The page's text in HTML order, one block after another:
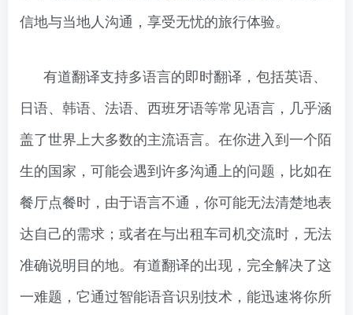
信地与当地人沟通，享受无忧的旅行体验。
有道翻译支持多语言的即时翻译，包括英语、
日语、韩语、法语、西班牙语等常见语言，几乎涵
盖了世界上大多数的主流语言。在你进入到一个陌
生的国家，可能会遇到许多沟通上的问题，比如在
餐厅点餐时，由于语言不通，你可能无法清楚地表
达自己的需求；或者在与出租车司机交流时，无法
准确说明目的地。有道翻译的出现，完全解决了这
一难题，它通过智能语音识别技术，能迅速将你所